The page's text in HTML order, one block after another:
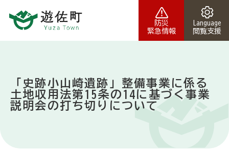
防災
緊急情報
Language
閲覧支援
「史跡小山崎遺跡」整備事業に係る
土地収用法第15条の14に基づく事業
説明会の打ち切りについて